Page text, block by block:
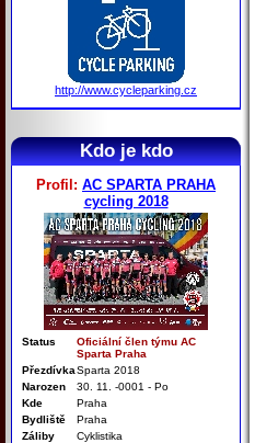
http://www.cycleparking.cz
Kdo je kdo
Profil: AC SPARTA PRAHA
cycling 2018
Status
Oficiální člen týmu AC
Sparta Praha
PřezdívkaSparta 2018
Narozen
30. 11. -0001 - Po
Kde
Praha
Bydliště
Praha
Záliby
Cyklistika